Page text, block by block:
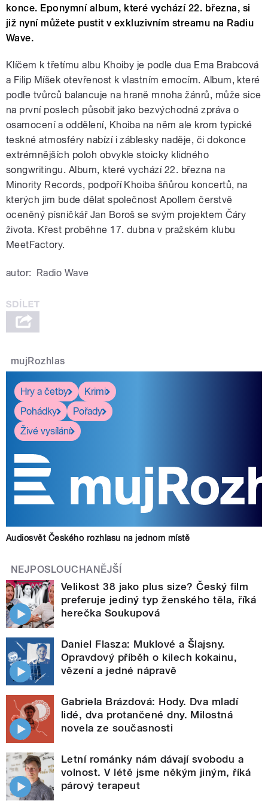
konce. Eponymní album, které vychází 22. března, si
již nyní můžete pustit v exkluzivním streamu na Radiu
Wave.
Klíčem k třetímu albu Khoiby je podle dua Ema Brabcová
a Filip Míšek otevřenost k vlastním emocím. Album, které
podle tvůrců balancuje na hraně mnoha žánrů, může sice
na první poslech působit jako bezvýchodná zpráva o
osamocení a oddělení, Khoiba na něm ale krom typické
teskné atmosféry nabízí i záblesky naděje, či dokonce
extrémnějších poloh obvykle stoicky klidného
songwritingu. Album, které vychází 22. března na
Minority Records, podpoří Khoiba šňůrou koncertů, na
kterých jim bude dělat společnost Apollem čerstvě
oceněný písničkář Jan Boroš se svým projektem Čáry
života. Křest proběhne 17. dubna v pražském klubu
MeetFactory.
autor: Radio Wave
mujRozhlas
Hry a četby
Krimi
Pohádky
Pořady
Živé vysílání
Audiosvět Českého rozhlasu na jednom místě
NEJPOSLOUCHANĚJŠÍ
Velikost 38 jako plus size? Český film
preferuje jediný typ ženského těla, říká
herečka Soukupová
Daniel Flasza: Muklové a Šlajsny.
Opravdový příběh o kilech kokainu,
vězení a jedné nápravě
Gabriela Brázdová: Hody. Dva mladí
lidé, dva protančené dny. Milostná
novela ze současnosti
Letní románky nám dávají svobodu a
volnost. V létě jsme někým jiným, říká
párový terapeut